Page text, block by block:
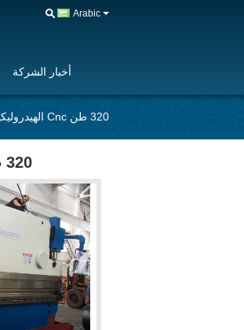
Arabic
أخبار الشركة
320 طن Cnc الهيدروليكية الصحافة آلة الانحناء / آلة الانحناء الصفائح المعدنية
320 طن Cnc الهيدروليكية الصحافة آلة الانحناء / آلة الانحناء الصفائح المعدنية